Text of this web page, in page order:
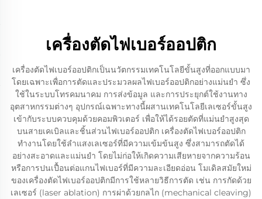
เครื่องตัดไฟเบอร์ออปติก
เครื่องตัดไฟเบอร์ออปติกเป็นนวัตกรรมเทคโนโลยีขั้นสูงที่ออกแบบมา
โดยเฉพาะเพื่อการตัดและประมวลผลไฟเบอร์ออปติกอย่างแม่นยำ ซึ่ง
ใช้ในระบบโทรคมนาคม การส่งข้อมูล และการประยุกต์ใช้งานทาง
อุตสาหกรรมต่างๆ อุปกรณ์เฉพาะทางนี้ผสานเทคโนโลยีเลเซอร์ขั้นสูง
เข้ากับระบบควบคุมด้วยคอมพิวเตอร์ เพื่อให้ได้รอยตัดที่แม่นยำสูงสุด
บนสายเคเบิลและชิ้นส่วนไฟเบอร์ออปติก เครื่องตัดไฟเบอร์ออปติก
ทำงานโดยใช้ลำแสงเลเซอร์ที่มีความเข้มข้นสูง ซึ่งสามารถตัดได้
อย่างสะอาดและแม่นยำ โดยไม่ก่อให้เกิดความเสียหายจากความร้อน
หรือการปนเปื้อนต่อแกนไฟเบอร์ที่มีความละเอียดอ่อน โมเดิลสมัยใหม่
ของเครื่องตัดไฟเบอร์ออปติกมีการใช้หลายวิธีการตัด เช่น การกัดด้วย
เลเซอร์ (laser ablation) การผ่าด้วยกลไก (mechanical cleaving)